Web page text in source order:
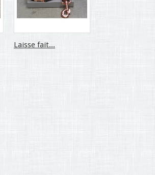
Laisse fait...